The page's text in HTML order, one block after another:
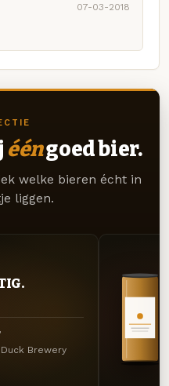
07-03-2018
ééngoed bier.
welke bieren écht in
liggen.
Duck Brewery